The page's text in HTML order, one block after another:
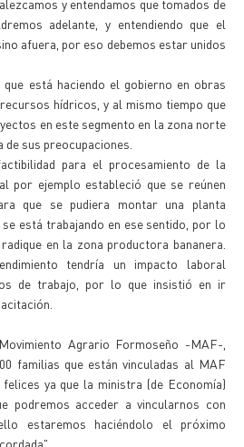
y entendamos que tomados de
adelante, y entendiendo que el
afuera, por eso debemos estar unidos
está haciendo el gobierno en obras
hídricos, y al mismo tiempo que
en este segmento en la zona norte
de sus preocupaciones.
para el procesamiento de la
por ejemplo estableció que se reúnen
que se pudiera montar una planta
está trabajando en ese sentido, por lo
en la zona productora bananera.
tendría un impacto laboral
de trabajo, por lo que insistió en ir
Agrario Formoseño -MAF-,
familias que están vinculadas al MAF
ya que la ministra (de Economía)
podremos acceder a vincularnos con
estaremos haciéndolo el próximo